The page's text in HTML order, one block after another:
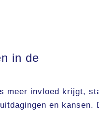
in de
meer invloed krijgt,
en kansen.